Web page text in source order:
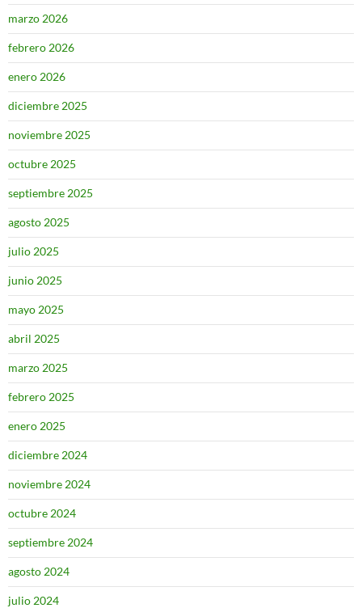
marzo 2026
febrero 2026
enero 2026
diciembre 2025
noviembre 2025
octubre 2025
septiembre 2025
agosto 2025
julio 2025
junio 2025
mayo 2025
abril 2025
marzo 2025
febrero 2025
enero 2025
diciembre 2024
noviembre 2024
octubre 2024
septiembre 2024
agosto 2024
julio 2024